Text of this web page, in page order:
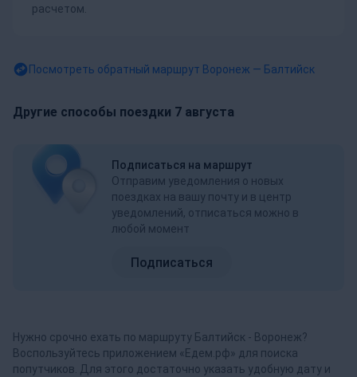
расчетом.
Посмотреть обратный маршрут Воронеж — Балтийск
Другие способы поездки 7 августа
Подписаться на маршрут
Отправим уведомления о новых
поездках на вашу почту и в центр
уведомлений, отписаться можно в
любой момент
Подписаться
Нужно срочно ехать по маршруту Балтийск - Воронеж?
Воспользуйтесь приложением «Едем.рф» для поиска
попутчиков. Для этого достаточно указать удобную дату и